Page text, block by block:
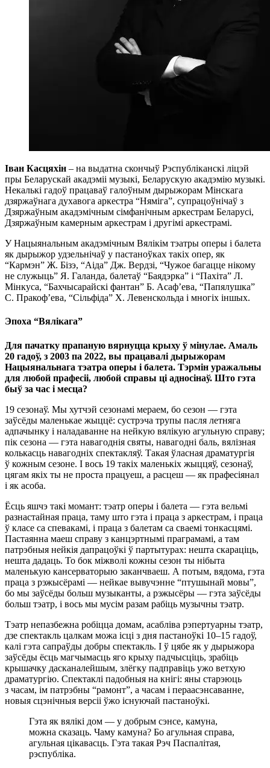
Іван Касцяхін – на выдатна скончыў Рэспубліканскі ліцэй
пры Беларускай акадэміі музыкі, Беларускую акадэмію музыкі.
Некалькі гадоў працаваў галоўным дырыжорам Мінскага
дзяржаўнага духавога аркестра “Няміга”, супрацоўнічаў з
Дзяржаўным акадэмічным сімфанічным аркестрам Беларусі,
Дзяржаўным камерным аркестрам і другімі аркестрамі.
У Нацыянальным акадэмічным Вялікім тэатры оперы і балета
як дырыжор удзельнічаў у пастаноўках такіх опер, як
“Кармэн” Ж. Бізэ, “Аіда” Дж. Вердзі, “Чужое багацце нікому
не служыць” Я. Галанда, балетаў “Баядэрка” і “Пахіта” Л.
Мінкуса, “Бахчысарайскі фантан” Б. Асаф’ева, “Папялушка”
С. Пракоф’ева, “Сільфіда” Х. Левенскольда і многіх іншых.
Эпоха “Вялікага”
Для пачатку прапаную вярнуцца крыху ў мінулае. Амаль
20 гадоў, з 2003 па 2022, вы працавалі дырыжорам
Нацыянальнага тэатра оперы і балета. Тэрмін уражальны
для любой прафесіі, любой справы ці адносінаў. Што гэта
быў за час і месца?
19 сезонаў. Мы хутчэй сезонамі мераем, бо сезон — гэта
заўсёды маленькае жыццё: сустрэча трупы пасля летняга
адпачынку і наладаванне на нейкую вялікую агульную справу;
пік сезона — гэта навагоднія святы, навагодні баль, вялізная
колькасць навагодніх спектакляў. Такая ўласная драматургія
ў кожным сезоне. І вось 19 такіх маленькіх жыццяў, сезонаў,
цягам якіх ты не проста працуеш, а расцеш — як прафесіянал
і як асоба.
Ёсць яшчэ такі момант: тэатр оперы і балета — гэта вельмі
разнастайная праца, таму што гэта і праца з аркестрам, і праца
ў класе са спевакамі, і праца з балетам са сваемі тонкасцямі.
Пастаянна маеш справу з канцэртнымі праграмамі, а там
патрэбныя нейкія дапрацоўкі ў партытурах: нешта скараціць,
нешта дадаць. То бок міжволі кожны сезон ты нібыта
маленькую кансерваторыю заканчваеш. А потым, вядома, гэта
праца з рэжысёрамі — нейкае вывучэнне “птушынай мовы”,
бо мы заўсёды больш музыканты, а рэжысёры — гэта заўсёды
больш тэатр, і вось мы мусім разам рабіць музычны тэатр.
Тэатр непазбежна робіцца домам, асабліва рэпертуарны тэатр,
дзе спектакль цалкам можа ісці з дня пастаноўкі 10–15 гадоў,
калі гэта сапраўды добры спектакль. І ў цябе як у дырыжора
заўсёды ёсць магчымасць яго крыху падчысціць, зрабіць
крышачку дасканалейшым, злёгку падправіць ужо ветхую
драматургію. Спектаклі падобныя на кнігі: яны старэюць
з часам, ім патрэбны “рамонт”, а часам і пераасэнсаванне,
новыя сцэнічныя версіі ўжо існуючай пастаноўкі.
Гэта як вялікі дом — у добрым сэнсе, камуна,
можна сказаць. Чаму камуна? Бо агульная справа,
агульная цікавасць. Гэта такая Рэч Паспалітая,
рэспубліка.